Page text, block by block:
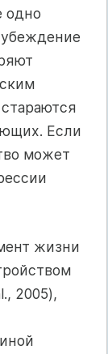
одно
Если
может
жизни
2005),